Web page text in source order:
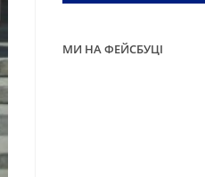
МИ НА ФЕЙСБУЦІ